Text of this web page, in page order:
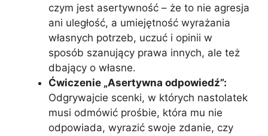
czym jest asertywność – że to nie agresja
ani uległość, a umiejętność wyrażania
własnych potrzeb, uczuć i opinii w
sposób szanujący prawa innych, ale też
dbający o własne.
Ćwiczenie „Asertywna odpowiedź”:
Odgrywajcie scenki, w których nastolatek
musi odmówić prośbie, która mu nie
odpowiada, wyrazić swoje zdanie, czy